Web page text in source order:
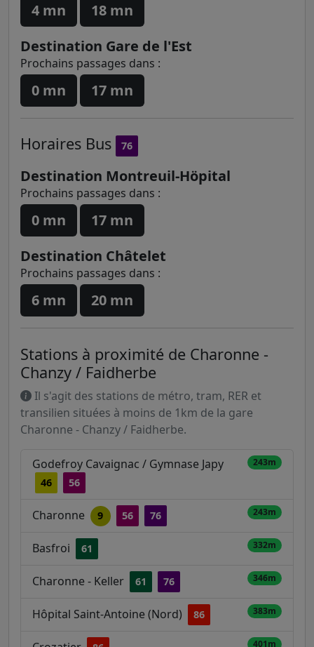
4 mn
18 mn
Destination Gare de l'Est
Prochains passages dans :
0 mn 17 mn
Horaires Bus 76
Destination Montreuil-Höpital
Prochains passages dans :
0 mn
17 mn
Destination Châtelet
Prochains passages dans :
6 mn 20 mn
Stations à proximité de Charonne -
Chanzy / Faidherbe
Il s'agit des stations de métro, tram, RER et
transilien situées à moins de 1km de la gare
Charonne - Chanzy / Faidherbe.
Godefroy Cavaignac / Gymnase Japy
46 56
243m
Charonne 9 56 76 243m
Basfroi 61 332m
Charonne - Keller 61 76 346m
Hôpital Saint-Antoine (Nord) 86 383m
401m